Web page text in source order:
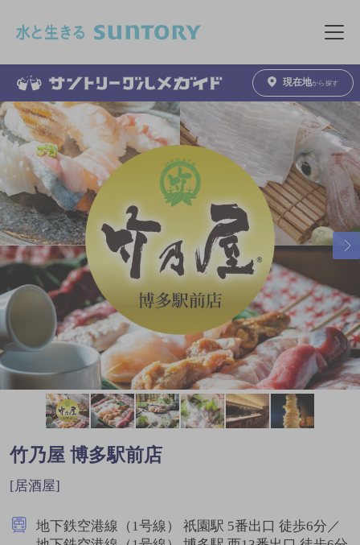
メニュ
現在地から探す
竹乃屋 博多駅前店
[居酒屋]
地下鉄空港線（1号線） 祇園駅 5番出口 徒歩6分／